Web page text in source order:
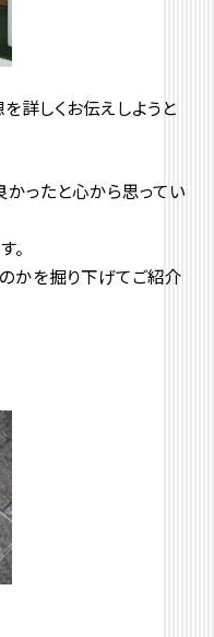
詳しくお伝えしようと
ったと心から思ってい
。
かを掘り下げてご紹介